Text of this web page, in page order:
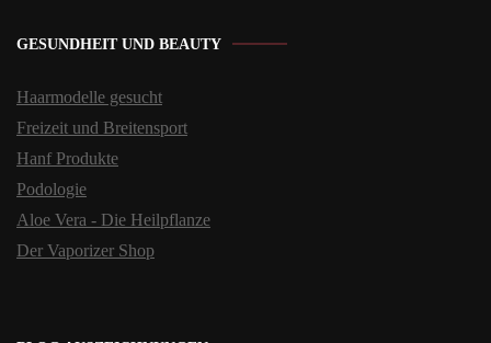
GESUNDHEIT UND BEAUTY
Haarmodelle gesucht
Freizeit und Breitensport
Hanf Produkte
Podologie
Aloe Vera - Die Heilpflanze
Der Vaporizer Shop